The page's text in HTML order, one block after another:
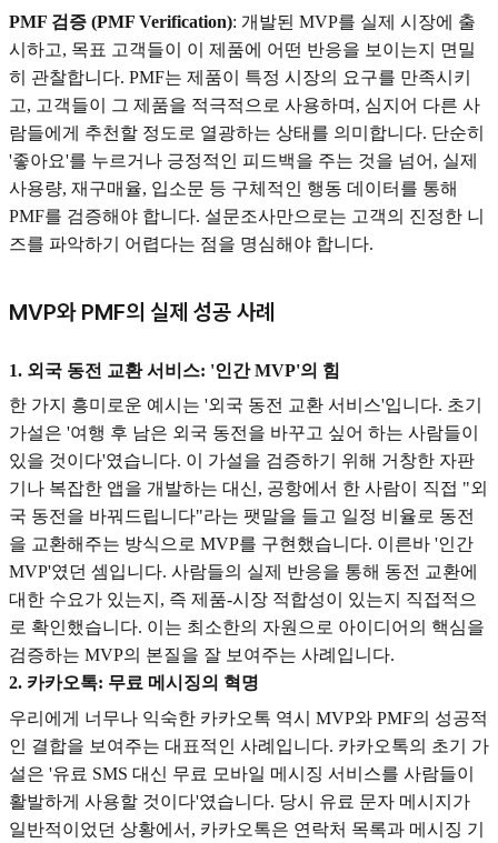
PMF 검증 (PMF Verification): 개발된 MVP를 실제 시장에 출
시하고, 목표 고객들이 이 제품에 어떤 반응을 보이는지 면밀
히 관찰합니다. PMF는 제품이 특정 시장의 요구를 만족시키
고, 고객들이 그 제품을 적극적으로 사용하며, 심지어 다른 사
람들에게 추천할 정도로 열광하는 상태를 의미합니다. 단순히
'좋아요'를 누르거나 긍정적인 피드백을 주는 것을 넘어, 실제
사용량, 재구매율, 입소문 등 구체적인 행동 데이터를 통해
PMF를 검증해야 합니다. 설문조사만으로는 고객의 진정한 니
즈를 파악하기 어렵다는 점을 명심해야 합니다.
MVP와 PMF의 실제 성공 사례
1. 외국 동전 교환 서비스: '인간 MVP'의 힘
한 가지 흥미로운 예시는 '외국 동전 교환 서비스'입니다. 초기
가설은 '여행 후 남은 외국 동전을 바꾸고 싶어 하는 사람들이
있을 것이다'였습니다. 이 가설을 검증하기 위해 거창한 자판
기나 복잡한 앱을 개발하는 대신, 공항에서 한 사람이 직접 "외
국 동전을 바꿔드립니다"라는 팻말을 들고 일정 비율로 동전
을 교환해주는 방식으로 MVP를 구현했습니다. 이른바 '인간
MVP'였던 셈입니다. 사람들의 실제 반응을 통해 동전 교환에
대한 수요가 있는지, 즉 제품-시장 적합성이 있는지 직접적으
로 확인했습니다. 이는 최소한의 자원으로 아이디어의 핵심을
검증하는 MVP의 본질을 잘 보여주는 사례입니다.
2. 카카오톡: 무료 메시징의 혁명
우리에게 너무나 익숙한 카카오톡 역시 MVP와 PMF의 성공적
인 결합을 보여주는 대표적인 사례입니다. 카카오톡의 초기 가
설은 '유료 SMS 대신 무료 모바일 메시징 서비스를 사람들이
활발하게 사용할 것이다'였습니다. 당시 유료 문자 메시지가
일반적이었던 상황에서, 카카오톡은 연락처 목록과 메시징 기